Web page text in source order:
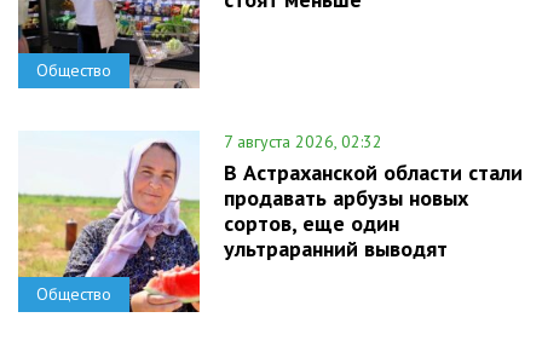
Общество
Общество
7 августа 2026, 02:32
В Астраханской области стали
продавать арбузы новых
сортов, еще один
ультраранний выводят